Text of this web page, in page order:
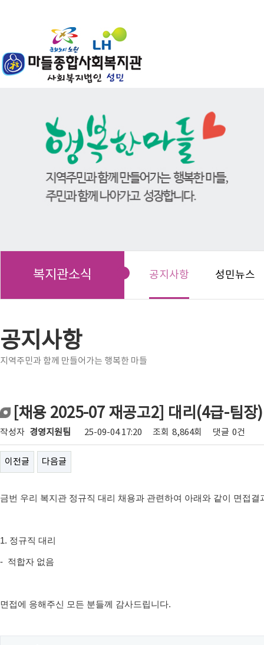
복지관소식 공지사항 성민뉴스
공지사항
지역주민과 함께 만들어가는 행복한 마들
[채용 2025-07 재공고2] 대리(4급-팀장
작성자 경영지원팀 25-09-04 17:20 조회 8,864회 댓글 0건
이전글 다음글
금번 우리 복지관 정규직 대리 채용과 관련하여 아래와 같이 면접
1. 정규직 대리
- 적합자 없음
면접에 응해주신 모든 분들께 감사드립니다.